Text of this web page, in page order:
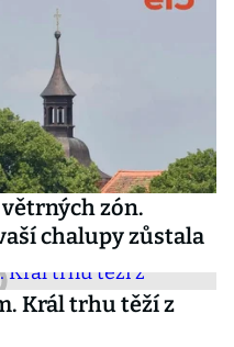
zón.
chalupy zůstala
Král trhu těží z